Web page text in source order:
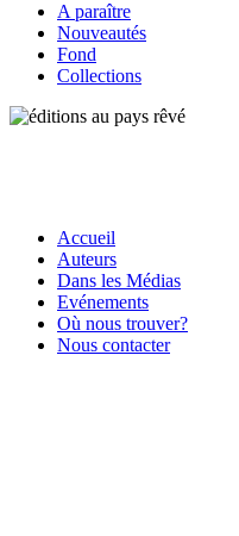
A paraître
Nouveautés
Fond
Collections
Accueil
Auteurs
Dans les Médias
Evénements
Où nous trouver?
Nous contacter